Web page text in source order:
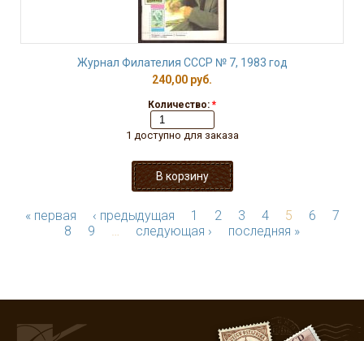
Журнал Филателия СССР № 7, 1983 год
240,00 руб.
Количество: *
1 доступно для заказа
« первая ‹ предыдущая 1 2 3 4 5 6
7
8
9 … следующая › последняя »